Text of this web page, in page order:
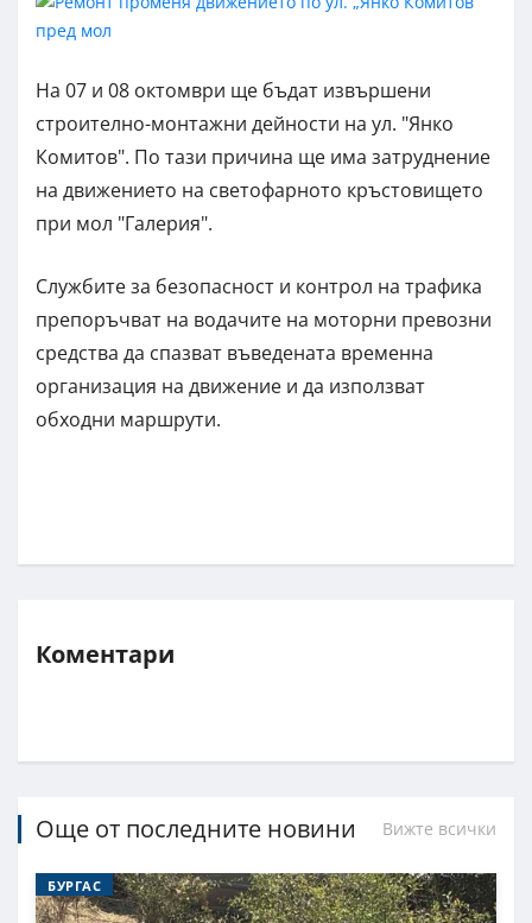
На 07 и 08 октомври ще бъдат извършени
строително-монтажни дейности на ул. "Янко
Комитов". По тази причина ще има затруднение
на движението на светофарното кръстовището
при мол "Галерия".
Службите за безопасност и контрол на трафика
препоръчват на водачите на моторни превозни
средства да спазват въведената временна
организация на движение и да използват
обходни маршрути.
Коментари
Още от последните новини Вижте всички
БУРГАС